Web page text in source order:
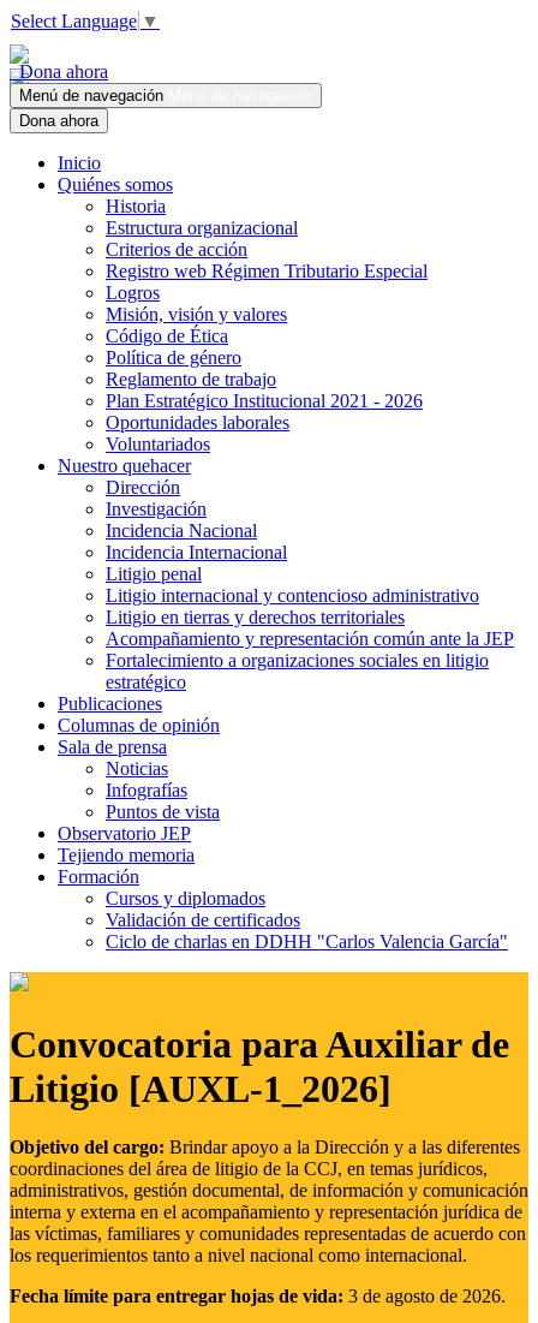
Select Language ▼
Dona ahora
Menú de navegación
Dona ahora
Inicio
Quiénes somos
Historia
Estructura organizacional
Criterios de acción
Registro web Régimen Tributario Especial
Logros
Misión, visión y valores
Código de Ética
Política de género
Reglamento de trabajo
Plan Estratégico Institucional 2021 - 2026
Oportunidades laborales
Voluntariados
Nuestro quehacer
Dirección
Investigación
Incidencia Nacional
Incidencia Internacional
Litigio penal
Litigio internacional y contencioso administrativo
Litigio en tierras y derechos territoriales
Acompañamiento y representación común ante la JEP
Fortalecimiento a organizaciones sociales en litigio
estratégico
Publicaciones
Columnas de opinión
Sala de prensa
Noticias
Infografías
Puntos de vista
Observatorio JEP
Tejiendo memoria
Formación
Cursos y diplomados
Validación de certificados
Ciclo de charlas en DDHH "Carlos Valencia García"
Convocatoria para Auxiliar de
Litigio [AUXL-1_2026]
Objetivo del cargo: Brindar apoyo a la Dirección y a las diferentes
coordinaciones del área de litigio de la CCJ, en temas jurídicos,
administrativos, gestión documental, de información y comunicación
interna y externa en el acompañamiento y representación jurídica de
las víctimas, familiares y comunidades representadas de acuerdo con
los requerimientos tanto a nivel nacional como internacional.
Fecha límite para entregar hojas de vida: 3 de agosto de 2026.